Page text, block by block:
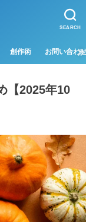
SEARCH
創作術 お問い合わ
【2025年10